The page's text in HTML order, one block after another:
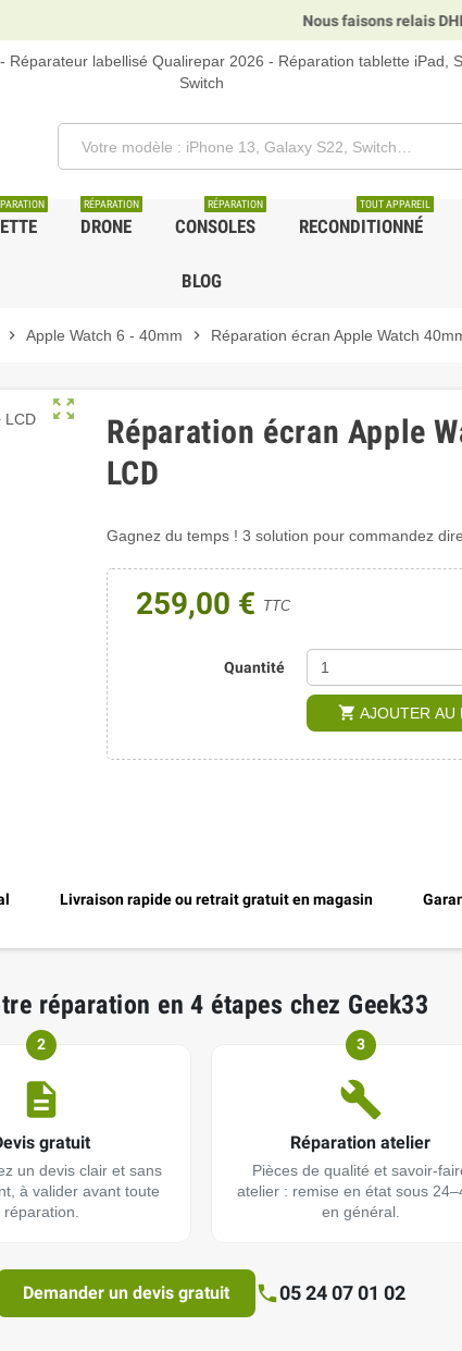
Nous faisons relais DHL, GLS et UPS.
labellisé Qualirepar 2026 - Réparation tablette iPad,
Switch
DRONE
RÉPARATION
CONSOLES
RÉPARATION
RECONDITIONNÉ
TOUT APPAREIL
BLOG
chevron_right Apple Watch 6 - 40mm chevron_right Réparation écran Apple Watch
zoom_out_map
Réparation écran Apple
LCD
Gagnez du temps ! 3 solution pour commandez
259,00 € TTC
Quantité
shopping_cart AJOUTER AU
Livraison rapide ou retrait gratuit en magasin
réparation en 4 étapes chez Geek33
2
gratuit
un devis clair et sans
à valider avant toute
réparation.
3
Réparation atelier
Pièces de qualité et savoir-
atelier : remise en état sous
en général.
Demander un devis gratuit 05 24 07 01 02